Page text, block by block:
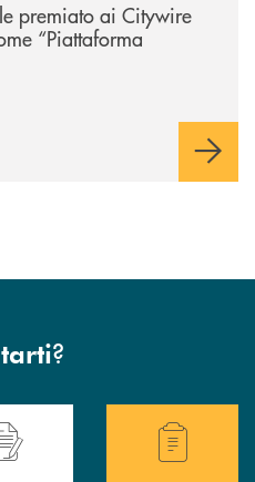
premiato ai Citywire
“Piattaforma
?
filiali della BCC San Giovanni
di assistenza immediata?
Hai bisogno di